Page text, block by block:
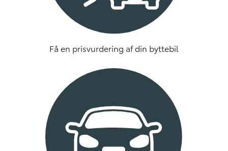
Få en prisvurdering af din byttebil